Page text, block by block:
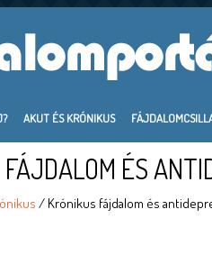
AKUT ÉS KRÓNIKUS
FÁJDALOM ÉS
/ Krónikus fájdalom és